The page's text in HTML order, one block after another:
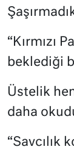
“Kırmızı
beklediği
Üstelik
daha
“Savcılık